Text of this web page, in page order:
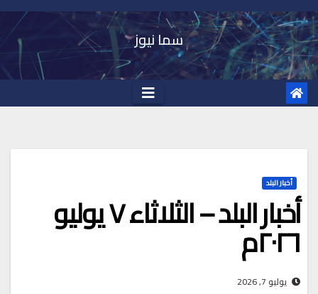
Skip
to
content
سما نيوز
أخبار البلد
أخبار البلد – الثلاثاء ٧ يوليو
٢٠٢٦م
يوليو 7, 2026